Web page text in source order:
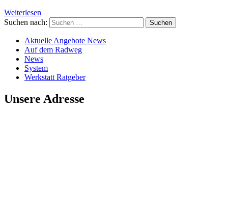
Weiterlesen
Suchen nach:
Aktuelle Angebote News
Auf dem Radweg
News
System
Werkstatt Ratgeber
Unsere Adresse